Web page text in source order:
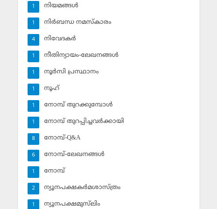
നിയമങ്ങള്‍
1
നിര്‍ബന്ധ നമസ്‌കാരം
1
നിവേദകര്‍
4
നീതിന്യായം-ലേഖനങ്ങള്‍
1
നൂര്‍സി പ്രസ്ഥാനം
1
നൂഹ്‌
1
നോമ്പ് തുറക്കുമ്പോള്‍
1
നോമ്പ് തുറപ്പിച്ചവര്‍ക്കായി
1
നോമ്പ്-Q&A
8
നോമ്പ്-ലേഖനങ്ങള്‍
6
നോമ്പ്‌
1
ന്യൂനപക്ഷകര്‍മശാസ്ത്രം
2
ന്യൂനപക്ഷമുസ്‌ലിം
1